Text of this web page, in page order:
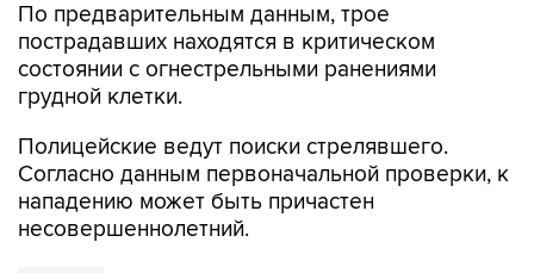
По предварительным данным, трое
пострадавших находятся в критическом
состоянии с огнестрельными ранениями
грудной клетки.
Полицейские ведут поиски стрелявшего.
Согласно данным первоначальной проверки, к
нападению может быть причастен
несовершеннолетний.